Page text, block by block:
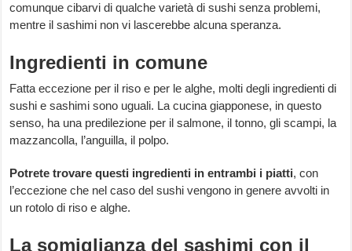
comunque cibarvi di qualche varietà di sushi senza problemi,
mentre il sashimi non vi lascerebbe alcuna speranza.
Ingredienti in comune
Fatta eccezione per il riso e per le alghe, molti degli ingredienti di
sushi e sashimi sono uguali. La cucina giapponese, in questo
senso, ha una predilezione per il salmone, il tonno, gli scampi, la
mazzancolla, l’anguilla, il polpo.
Potrete trovare questi ingredienti in entrambi i piatti, con
l’eccezione che nel caso del sushi vengono in genere avvolti in
un rotolo di riso e alghe.
La somiglianza del sashimi con il